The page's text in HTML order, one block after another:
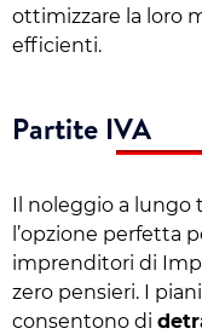
ottimizzare la loro
efficienti.
Partite IVA
Il noleggio a lungo
l’opzione perfetta
imprenditori di
zero pensieri. I
consentono di